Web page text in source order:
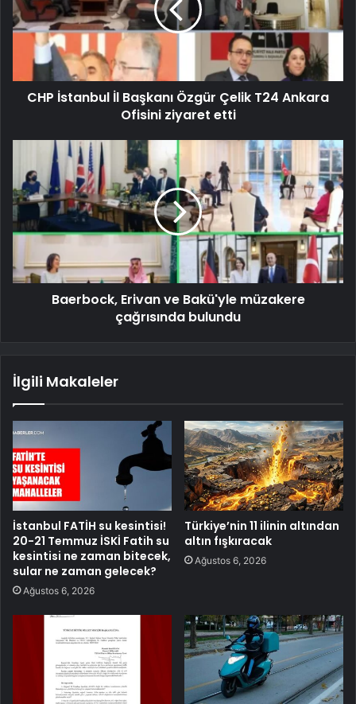
CHP İstanbul İl Başkanı Özgür Çelik T24 Ankara
Ofisini ziyaret etti
Baerbock, Erivan ve Bakü'yle müzakere
çağrısında bulundu
İlgili Makaleler
İstanbul FATİH su kesintisi!
20-21 Temmuz İSKİ Fatih su
kesintisi ne zaman bitecek,
sular ne zaman gelecek?
Ağustos 6, 2026
Türkiye’nin 11 ilinin altından
altın fışkıracak
Ağustos 6, 2026